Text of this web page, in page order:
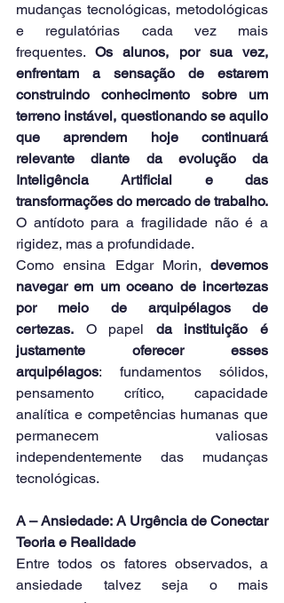
mudanças tecnológicas, metodológicas
e regulatórias cada vez mais
frequentes. Os alunos, por sua vez,
enfrentam a sensação de estarem
construindo conhecimento sobre um
terreno instável, questionando se aquilo
que aprendem hoje continuará
relevante diante da evolução da
Inteligência Artificial e das
transformações do mercado de trabalho.
O antídoto para a fragilidade não é a
rigidez, mas a profundidade.
Como ensina Edgar Morin, devemos
navegar em um oceano de incertezas
por meio de arquipélagos de
certezas. O papel da instituição é
justamente oferecer esses
arquipélagos: fundamentos sólidos,
pensamento crítico, capacidade
analítica e competências humanas que
permanecem valiosas
independentemente das mudanças
tecnológicas.
A – Ansiedade: A Urgência de Conectar
Teoria e Realidade
Entre todos os fatores observados, a
ansiedade talvez seja o mais